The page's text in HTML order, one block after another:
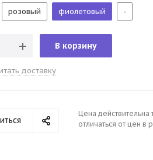
розовый фиолетовый -
В корзину
доставку
Цена действительна
отличаться от цен в